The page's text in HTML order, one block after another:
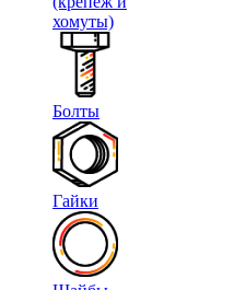
хомуты)
Болты
Гайки